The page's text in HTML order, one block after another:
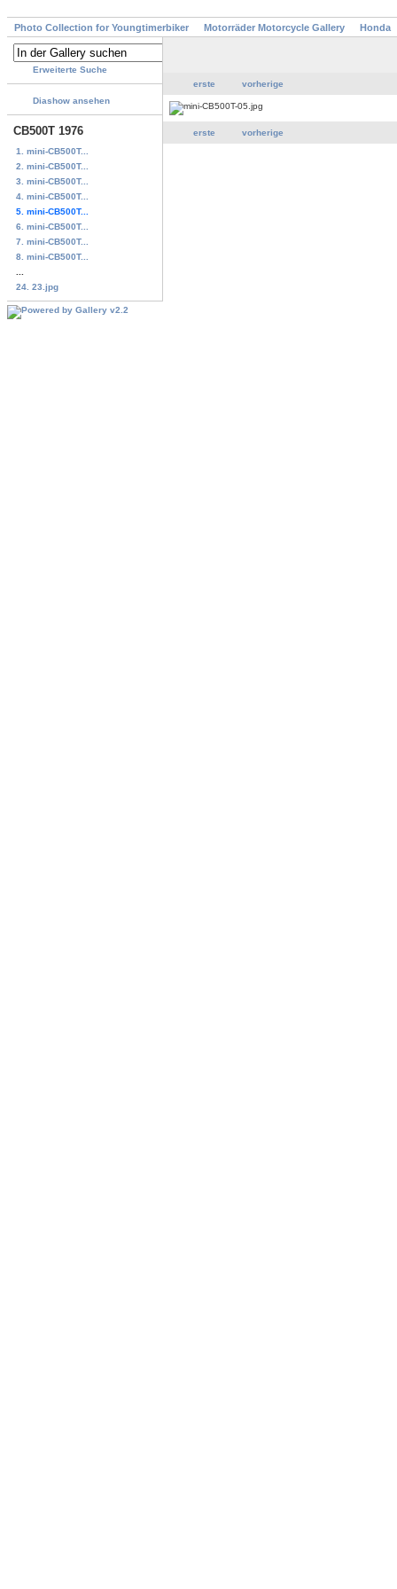
Photo Collection for Youngtimerbiker Motorräder Motorcycle Gallery Honda
Erweiterte Suche
Diashow ansehen
CB500T 1976
1. mini-CB500T...
2. mini-CB500T...
3. mini-CB500T...
4. mini-CB500T...
5. mini-CB500T...
6. mini-CB500T...
7. mini-CB500T...
8. mini-CB500T...
24. 23.jpg
erste vorherige
erste vorherige